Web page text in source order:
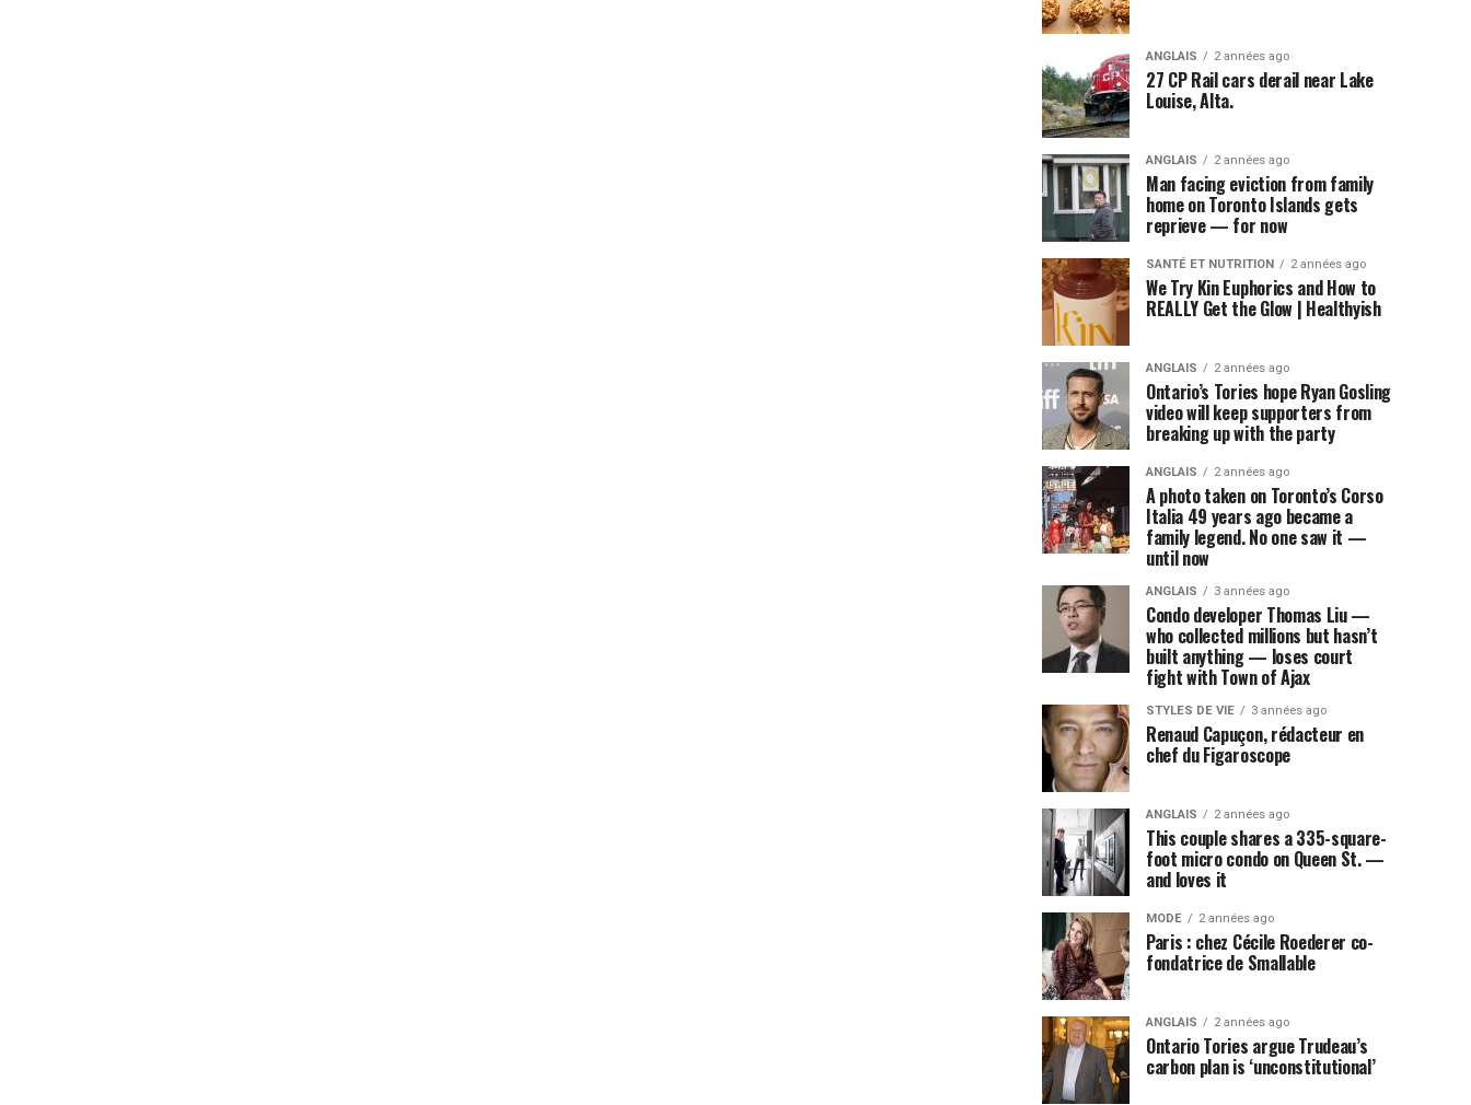
ANGLAIS 2 années ago
27 CP Rail cars derail near Lake
Louise, Alta.
ANGLAIS 2 années ago
Man facing eviction from family
home on Toronto Islands gets
reprieve — for now
SANTÉ ET NUTRITION 2 années ago
We Try Kin Euphorics and How to
REALLY Get the Glow | Healthyish
ANGLAIS 2 années ago
Ontario’s Tories hope Ryan Gosling
video will keep supporters from
breaking up with the party
ANGLAIS 2 années ago
A photo taken on Toronto’s Corso
Italia 49 years ago became a
family legend. No one saw it —
until now
ANGLAIS 3 années ago
Condo developer Thomas Liu —
who collected millions but hasn’t
built anything — loses court
fight with Town of Ajax
STYLES DE VIE 3 années ago
Renaud Capuçon, rédacteur en
chef du Figaroscope
ANGLAIS 2 années ago
This couple shares a 335-square-
foot micro condo on Queen St. —
and loves it
MODE 2 années ago
Paris : chez Cécile Roederer co-
fondatrice de Smallable
ANGLAIS 2 années ago
Ontario Tories argue Trudeau’s
carbon plan is ‘unconstitutional’